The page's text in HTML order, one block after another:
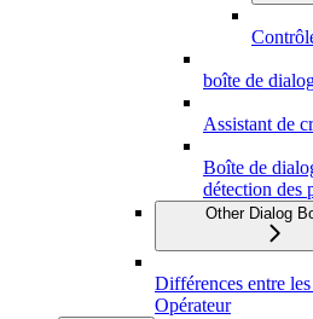
boîte de
Assistant de
Boîte de
détection des
Other Dialog
Différences entre
Opérateur